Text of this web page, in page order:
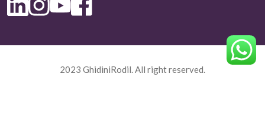
2023 GhidiniRodil. All right reserved.